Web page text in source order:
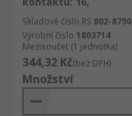
Skladové číslo RS 802-8790
Výrobní číslo 1803714
Mezisoučet (1 jednotka)
344,32 Kč(bez DPH)
Množství